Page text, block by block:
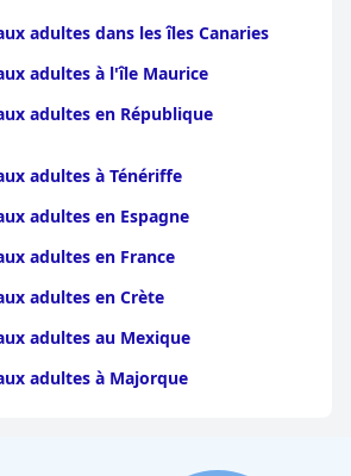
adultes dans les îles Canaries
adultes à l'île Maurice
adultes en République
adultes à Ténériffe
adultes en Espagne
adultes en France
adultes en Crète
adultes au Mexique
adultes à Majorque